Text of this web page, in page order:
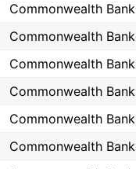
Commonwealth Bank
Commonwealth Bank
Commonwealth Bank
Commonwealth Bank
Commonwealth Bank
Commonwealth Bank